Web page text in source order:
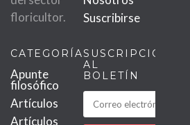
floricultor.
Suscribirse
CATEGORÍAS
Apunte
filosófico
Artículos
Artículos
SUSCRIPCIÓN
AL
BOLETÍN